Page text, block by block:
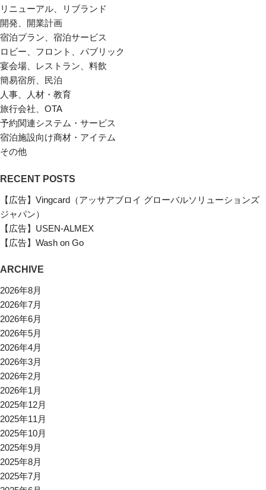
リニューアル、リブランド
開発、開業計画
宿泊プラン、宿泊サービス
ロビー、フロント、パブリック
宴会場、レストラン、料飲
簡易宿所、民泊
人事、人材・教育
旅行会社、OTA
予約関連システム・サービス
宿泊施設向け商材・アイテム
その他
RECENT POSTS
【広告】Vingcard（アッサアブロイ グローバルソリューションズ
ジャパン）
【広告】USEN-ALMEX
【広告】Wash on Go
ARCHIVE
2026年8月
2026年7月
2026年6月
2026年5月
2026年4月
2026年3月
2026年2月
2026年1月
2025年12月
2025年11月
2025年10月
2025年9月
2025年8月
2025年7月